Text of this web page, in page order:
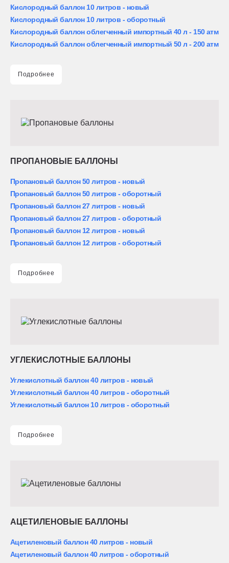
Кислородный баллон 10 литров - новый
Кислородный баллон 10 литров - оборотный
Кислородный баллон облегченный импортный 40 л - 150 атм
Кислородный баллон облегченный импортный 50 л - 200 атм
Подробнее
ПРОПАНОВЫЕ БАЛЛОНЫ
Пропановый баллон 50 литров - новый
Пропановый баллон 50 литров - оборотный
Пропановый баллон 27 литров - новый
Пропановый баллон 27 литров - оборотный
Пропановый баллон 12 литров - новый
Пропановый баллон 12 литров - оборотный
Подробнее
УГЛЕКИСЛОТНЫЕ БАЛЛОНЫ
Углекислотный баллон 40 литров - новый
Углекислотный баллон 40 литров - оборотный
Углекислотный баллон 10 литров - оборотный
Подробнее
АЦЕТИЛЕНОВЫЕ БАЛЛОНЫ
Ацетиленовый баллон 40 литров - новый
Ацетиленовый баллон 40 литров - оборотный